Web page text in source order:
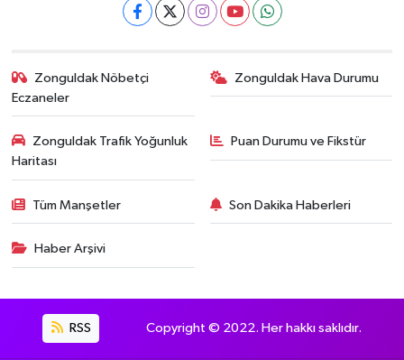
Zonguldak Nöbetçi
Eczaneler
Zonguldak Hava Durumu
Zonguldak Trafik Yoğunluk
Haritası
Puan Durumu ve Fikstür
Tüm Manşetler Son Dakika Haberleri
Haber Arşivi
RSS Copyright © 2022. Her hakkı saklıdır.